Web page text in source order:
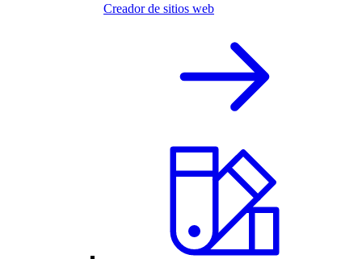
Creador de sitios web